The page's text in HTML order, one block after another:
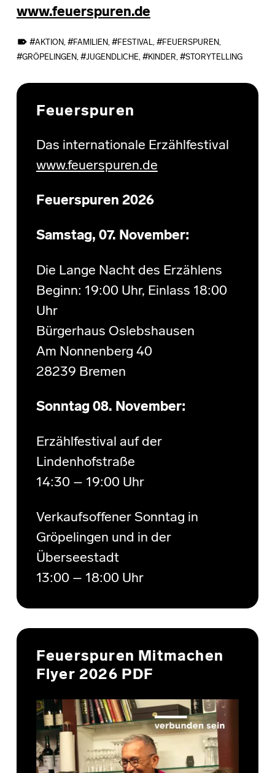
www.feuerspuren.de
AKTION, FAMILIEN, FESTIVAL, FEUERSPUREN,
GRÖPELINGEN, JUGENDLICHE, KINDER, STORYTELLING
Skip back to main navigation
Feuerspuren
Das internationale Erzählfestival
www.feuerspuren.de
Feuerspuren 2026
Samstag, 07. November:
Die Lange Nacht des Erzählens
Beginn: 19:00 Uhr, Einlass 18:00
Uhr
Bürgerhaus Oslebshausen
Am Nonnenberg 40
28239 Bremen
Sonntag 08. November:
Erzählfestival auf der
Lindenhofstraße
14:30 – 19:00 Uhr
Verkaufsoffener Sonntag in
Gröpelingen und in der
Überseestadt
13:00 – 18:00 Uhr
Feuerspuren Mitmachen
Flyer 2026 PDF